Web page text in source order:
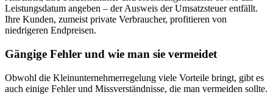
Leistungsdatum angeben – der Ausweis der Umsatzsteuer entfällt.
Ihre Kunden, zumeist private Verbraucher, profitieren von
niedrigeren Endpreisen.
Gängige Fehler und wie man sie vermeidet
Obwohl die Kleinunternehmerregelung viele Vorteile bringt, gibt es
auch einige Fehler und Missverständnisse, die man vermeiden sollte.